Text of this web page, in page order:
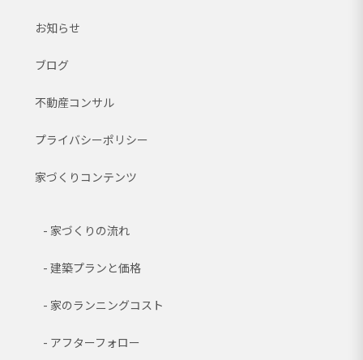
お知らせ
ブログ
不動産コンサル
プライバシーポリシー
家づくりコンテンツ
家づくりの流れ
建築プランと価格
家のランニングコスト
アフターフォロー